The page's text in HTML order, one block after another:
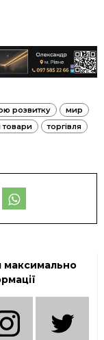
розвитку
мир
товари
торгівля
максимально